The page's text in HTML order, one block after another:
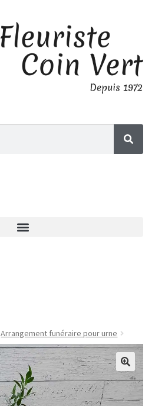
Arrangement funéraire pour urne
🔍